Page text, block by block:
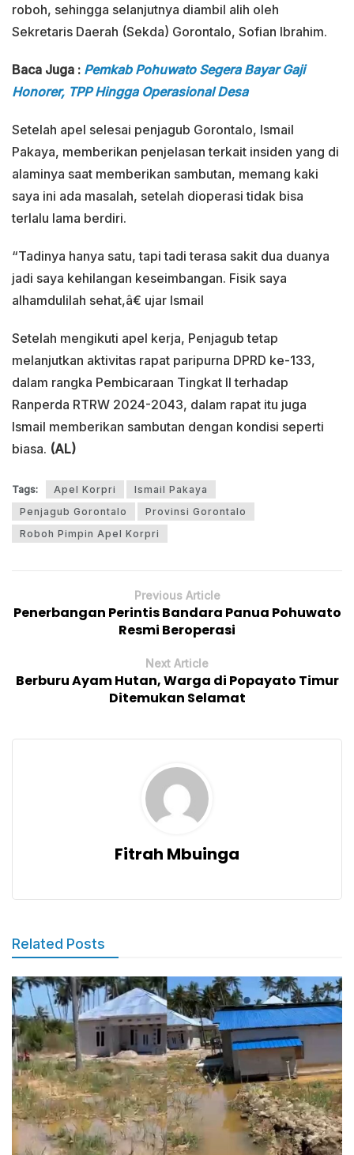
roboh, sehingga selanjutnya diambil alih oleh
Sekretaris Daerah (Sekda) Gorontalo, Sofian Ibrahim.
Baca Juga : Pemkab Pohuwato Segera Bayar Gaji
Honorer, TPP Hingga Operasional Desa
Setelah apel selesai penjagub Gorontalo, Ismail
Pakaya, memberikan penjelasan terkait insiden yang di
alaminya saat memberikan sambutan, memang kaki
saya ini ada masalah, setelah dioperasi tidak bisa
terlalu lama berdiri.
“Tadinya hanya satu, tapi tadi terasa sakit dua duanya
jadi saya kehilangan keseimbangan. Fisik saya
alhamdulilah sehat,â€ ujar Ismail
Setelah mengikuti apel kerja, Penjagub tetap
melanjutkan aktivitas rapat paripurna DPRD ke-133,
dalam rangka Pembicaraan Tingkat II terhadap
Ranperda RTRW 2024-2043, dalam rapat itu juga
Ismail memberikan sambutan dengan kondisi seperti
biasa. (AL)
Tags: Apel Korpri
Ismail Pakaya
Penjagub Gorontalo
Provinsi Gorontalo
Roboh Pimpin Apel Korpri
Previous Article
Penerbangan Perintis Bandara Panua Pohuwato
Resmi Beroperasi
Next Article
Berburu Ayam Hutan, Warga di Popayato Timur
Ditemukan Selamat
Fitrah Mbuinga
Related Posts